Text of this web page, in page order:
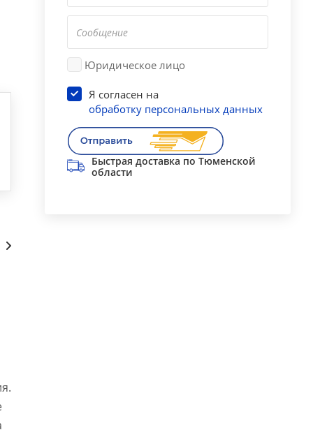
Юридическое лицо
Я согласен на
обработку персональных данных
Быстрая доставка по Тюменской
области
Сопутствующие